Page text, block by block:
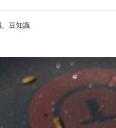
豆知識